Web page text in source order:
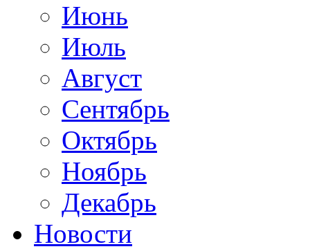
Июнь
Июль
Август
Сентябрь
Октябрь
Ноябрь
Декабрь
Новости